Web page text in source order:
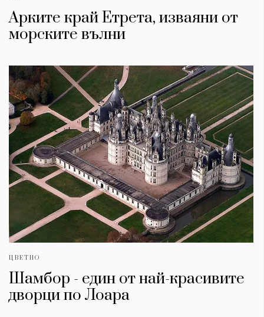
Арките край Етрета, изваяни от
морските вълни
ЦВЕТНО
Шамбор - един от най-красивите
дворци по Лоара